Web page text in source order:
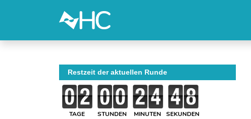
Restzeit der aktuellen Runde
TAGE STUNDEN MINUTEN SEKUNDEN